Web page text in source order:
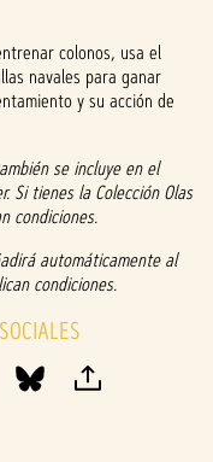
colonos, usa el
navales para ganar
y su acción de
se incluye en el
Si tienes la Colección Olas
condiciones.
automáticamente al
condiciones.